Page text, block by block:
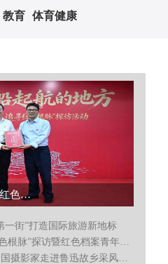
教育 体育健康
一街”打造国际旅游新地标
“我在档案现场 追寻红色根脉”探访暨红色档案青年宣讲启动
十省十市摄影联展暨全国摄影家走进鲁迅故乡采风绍兴启动